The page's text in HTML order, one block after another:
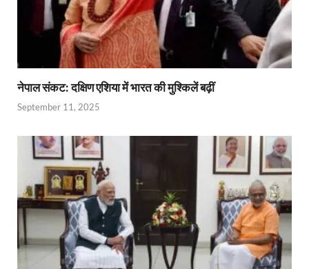
नेपाल संकट: दक्षिण एशिया में भारत की मुश्किलें बढ़ीं
September 11, 2025